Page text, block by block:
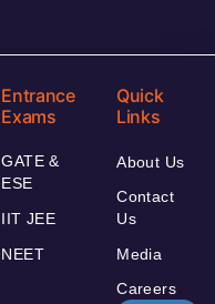
Entrance
Exams
GATE &
ESE
IIT JEE
NEET
Quick
Links
About Us
Contact
Us
Media
Careers